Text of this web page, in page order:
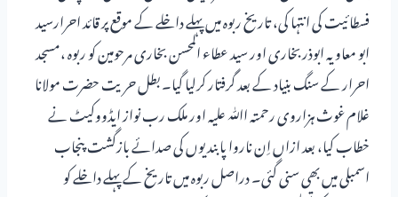
فسطائیت کی انتہا کی، تاریخ ربوہ میں پہلے داخلے کے موقع پر قائد احرارسید
ابو معاویہ ابوذربخاری اور سید عطاء المحسن بخاری مرحومین کو ربوہ ،مسجد
احرار کے سنگ بنیاد کے بعد گرفتار کرلیا گیا۔ بطل حریت حضرت مولانا
غلام غوث ہزاروی رحمتہ اﷲ علیہ اور ملک رب نواز ایڈووکیٹ نے
خطاب کیا، بعد ازاں اِن ناروا پابندیوں کی صدائے بازگشت پنجاب
اسمبلی میں بھی سنی گئی۔ دراصل ربوہ میں تاریخ کے پہلے داخلے کو